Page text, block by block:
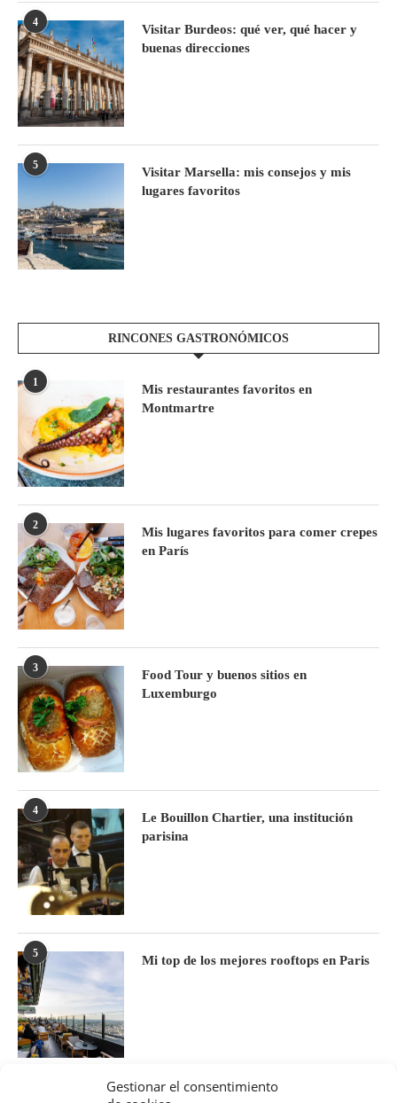
Gestionar el consentimiento
4
Visitar Burdeos: qué ver, qué hacer y
buenas direcciones
5
Visitar Marsella: mis consejos y mis
lugares favoritos
RINCONES GASTRONÓMICOS
1
Mis restaurantes favoritos en
Montmartre
2
Mis lugares favoritos para comer crepes
en París
3
Food Tour y buenos sitios en
Luxemburgo
4
Le Bouillon Chartier, una institución
parisina
5
Mi top de los mejores rooftops en Paris